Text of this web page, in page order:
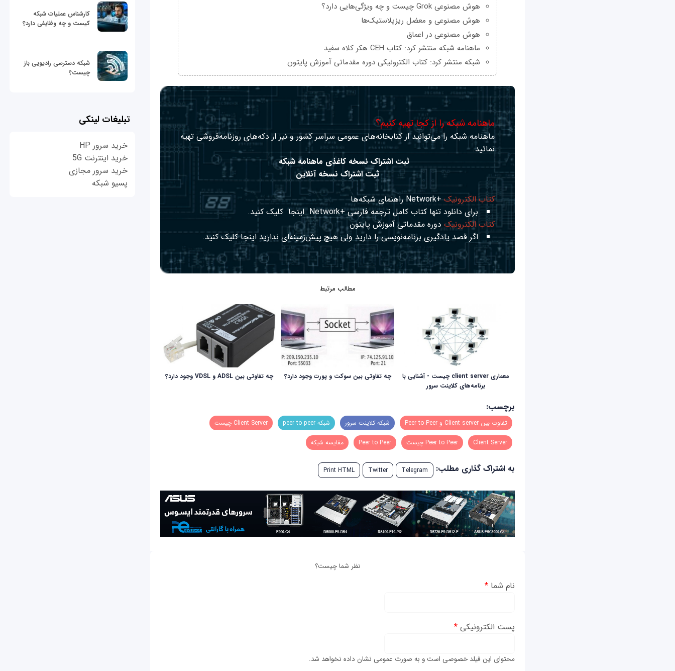
هوش مصنوعی Grok چیست و چه ویژگی‌هایی دارد؟
هوش مصنوعی و معضل ریزپلاستیک‌ها
هوش مصنوعی در اعماق
ماهنامه شبکه منتشر کرد: کتاب CEH هکر کلاه سفید
شبکه منتشر کرد: کتاب الکترونیکی دوره مقدماتی آموزش پایتون
ماهنامه شبکه را از کجا تهیه کنیم؟
ماهنامه شبکه را می‌توانید از کتابخانه‌های عمومی سراسر کشور و نیز از دکه‌های روزنامه‌فروشی تهیه
نمائید.
ثبت اشتراک نسخه کاغذی ماهنامه شبکه
ثبت اشتراک نسخه آنلاین
کتاب الکترونیک+Network راهنمای شبکه‌ها
برای دانلود تنها کتاب کامل ترجمه فارسی +Network
اینجا کلیک کنید.
کتاب الکترونیک دوره مقدماتی آموزش پایتون
اگر قصد یادگیری برنامه‌نویسی را دارید ولی هیچ پیش‌زمینه‌ای نداریداینجا کلیک کنید.
مطالب مرتبط
معماری client server چیست - آشنایی با
برنامه‌های کلاینت سرور
چه تفاوتی بین سوکت و پورت وجود دارد؟ چه تفاوتی بین ADSL و VDSL وجود دارد؟
برچسب:
تفاوت بین Client server و Peer to Peer شبکه کلاینت سرور شبکه peer to peer Client Server چیست
Client Server Peer to Peer چیست Peer to Peer مقایسه شبکه
به اشتراک گذاری مطلب: Telegram
Twitter
Print HTML
نظر شما چیست؟
نام شما *
پست الکترونیکی *
محتوای این فیلد خصوصی است و به صورت عمومی نشان داده نخواهد شد.
کارشناس عملیات شبکه
کیست و چه وظایفی دارد؟
شبکه دسترسی رادیویی باز
چیست؟
تبلیغات لینکی
خرید سرور HP
خرید اینترنت 5G
خرید سرور مجازی
پسیو شبکه